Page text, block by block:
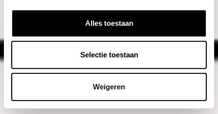
Alles toestaan
Selectie toestaan
Weigeren